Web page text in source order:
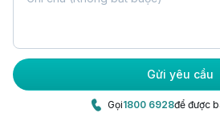
Tiêm vắc xin HPV: Vắc xin
phòng ngừa hiệu quả chống
nguy cơ cao gây ung thư.
Gửi yêu cầu
Gọi1800 6928để được